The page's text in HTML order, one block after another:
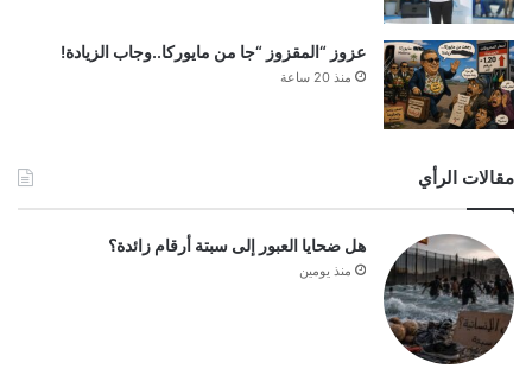
عزوز “المقزوز “جا من مايوركا..وجاب الزيادة!
منذ 20 ساعة
مقالات الرأي
هل ضحايا العبور إلى سبتة أرقام زائدة؟
منذ يومين